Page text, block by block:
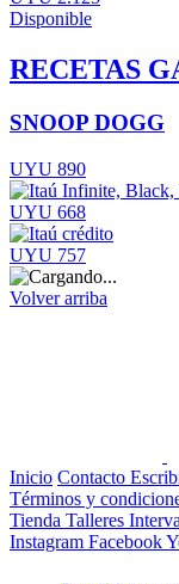
Disponible
RECETAS
SNOOP DOGG
UYU 890
UYU 668
UYU 757
Volver arriba
Inicio Contacto
Términos y
Tienda Talleres
Instagram Facebook